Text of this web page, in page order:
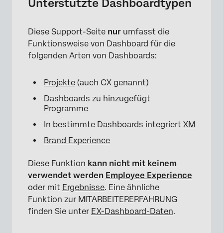
×
Unterstützte Dashboardtypen
Diese Support-Seite nur umfasst die
Funktionsweise von Dashboard für die
folgenden Arten von Dashboards:
Projekte (auch CX genannt)
Dashboards zu hinzugefügt
Programme
In bestimmte Dashboards integriert XM
Brand Experience
Diese Funktion kann nicht mit keinem
verwendet werden Employee Experience
oder mit Ergebnisse. Eine ähnliche
Funktion zur MITARBEITERERFAHRUNG
finden Sie unter EX-Dashboard-Daten.